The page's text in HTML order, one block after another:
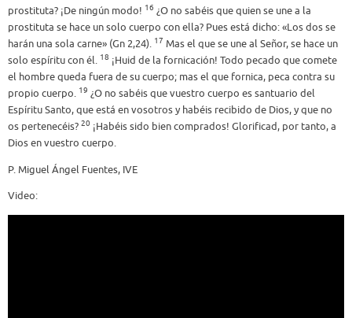
prostituta? ¡De ningún modo! 16 ¿O no sabéis que quien se une a la
prostituta se hace un solo cuerpo con ella? Pues está dicho: «Los dos se
harán una sola carne» (Gn 2,24). 17 Mas el que se une al Señor, se hace un
solo espíritu con él. 18 ¡Huid de la fornicación! Todo pecado que comete
el hombre queda fuera de su cuerpo; mas el que fornica, peca contra su
propio cuerpo. 19 ¿O no sabéis que vuestro cuerpo es santuario del
Espíritu Santo, que está en vosotros y habéis recibido de Dios, y que no
os pertenecéis? 20 ¡Habéis sido bien comprados! Glorificad, por tanto, a
Dios en vuestro cuerpo.
P. Miguel Ángel Fuentes, IVE
Video: